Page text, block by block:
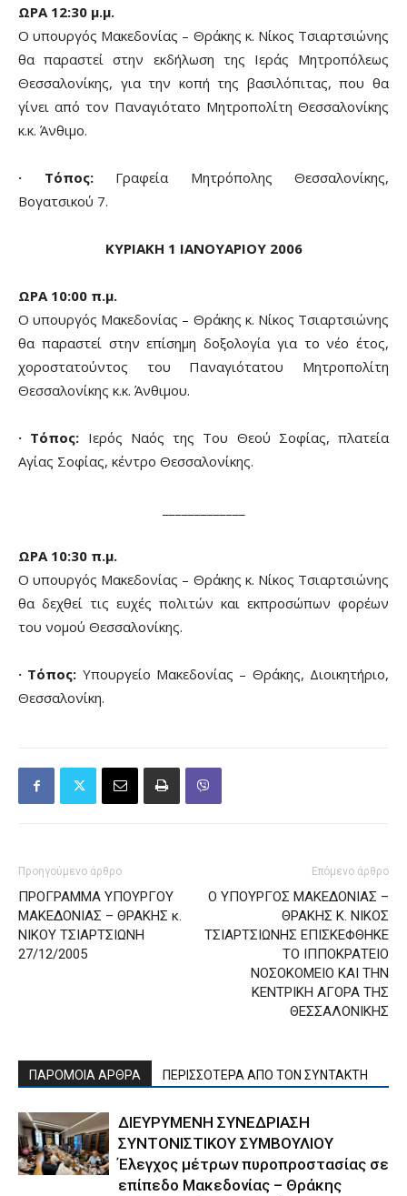
ΩΡΑ 12:30 μ.μ.
Ο υπουργός Μακεδονίας – Θράκης κ. Νίκος Τσιαρτσιώνης
θα παραστεί στην εκδήλωση της Ιεράς Μητροπόλεως
Θεσσαλονίκης, για την κοπή της βασιλόπιτας, που θα
γίνει από τον Παναγιότατο Μητροπολίτη Θεσσαλονίκης
κ.κ. Άνθιμο.
· Τόπος:Γραφεία Μητρόπολης Θεσσαλονίκης,
Βογατσικού 7.
ΚΥΡΙΑΚΗ 1 ΙΑΝΟΥΑΡΙΟΥ 2006
ΩΡΑ 10:00 π.μ.
Ο υπουργός Μακεδονίας – Θράκης κ. Νίκος Τσιαρτσιώνης
θα παραστεί στην επίσημη δοξολογία για το νέο έτος,
χοροστατούντος του Παναγιότατου Μητροπολίτη
Θεσσαλονίκης κ.κ. Άνθιμου.
· Τόπος: Ιερός Ναός της Του Θεού Σοφίας, πλατεία
Αγίας Σοφίας, κέντρο Θεσσαλονίκης.
ΩΡΑ 10:30 π.μ.
Ο υπουργός Μακεδονίας – Θράκης κ. Νίκος Τσιαρτσιώνης
θα δεχθεί τις ευχές πολιτών και εκπροσώπων φορέων
του νομού Θεσσαλονίκης.
· Τόπος: Υπουργείο Μακεδονίας – Θράκης, Διοικητήριο,
Θεσσαλονίκη.
Προηγούμενο άρθρο
ΠΡΟΓΡΑΜΜΑ ΥΠΟΥΡΓΟΥ
ΜΑΚΕΔΟΝΙΑΣ – ΘΡΑΚΗΣ κ.
ΝΙΚΟΥ ΤΣΙΑΡΤΣΙΩΝΗ
27/12/2005
Επόμενο άρθρο
Ο ΥΠΟΥΡΓΟΣ ΜΑΚΕΔΟΝΙΑΣ –
ΘΡΑΚΗΣ Κ. ΝΙΚΟΣ
ΤΣΙΑΡΤΣΙΩΝΗΣ ΕΠΙΣΚΕΦΘΗΚΕ
ΤΟ ΙΠΠΟΚΡΑΤΕΙΟ
ΝΟΣΟΚΟΜΕΙΟ ΚΑΙ ΤΗΝ
ΚΕΝΤΡΙΚΗ ΑΓΟΡΑ ΤΗΣ
ΘΕΣΣΑΛΟΝΙΚΗΣ
ΠΑΡΟΜΟΙΑ ΑΡΘΡΑ ΠΕΡΙΣΣΟΤΕΡΑ ΑΠΟ ΤΟΝ ΣΥΝΤΑΚΤΗ
ΔΙΕΥΡΥΜΕΝΗ ΣΥΝΕΔΡΙΑΣΗ
ΣΥΝΤΟΝΙΣΤΙΚΟΥ ΣΥΜΒΟΥΛΙΟΥ
Έλεγχος μέτρων πυροπροστασίας σε
επίπεδο Μακεδονίας – Θράκης